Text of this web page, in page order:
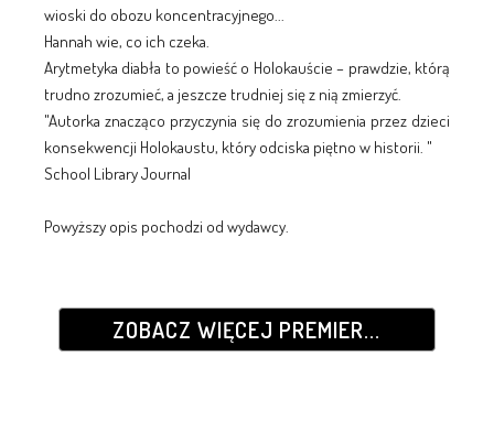
wioski do obozu koncentracyjnego...
Hannah wie, co ich czeka.
Arytmetyka diabła to powieść o Holokauście – prawdzie, którą
trudno zrozumieć, a jeszcze trudniej się z nią zmierzyć.
"Autorka znacząco przyczynia się do zrozumienia przez dzieci
konsekwencji Holokaustu, który odciska piętno w historii. "
School Library Journal
Powyższy opis pochodzi od wydawcy.
ZOBACZ WIĘCEJ PREMIER...